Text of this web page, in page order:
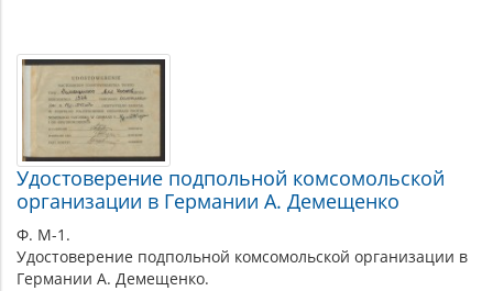
Удостоверение подпольной комсомольской
организации в Германии А. Демещенко
Ф. М-1.
Удостоверение подпольной комсомольской организации в
Германии А. Демещенко.